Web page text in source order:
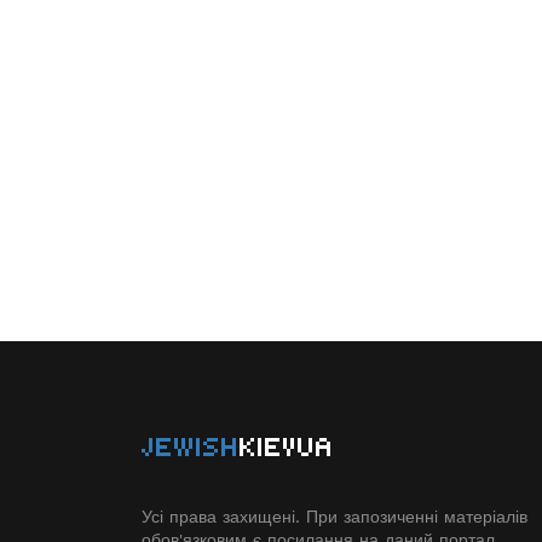
JEWISHKIEVUA
Усі права захищені. При запозиченні матеріалів